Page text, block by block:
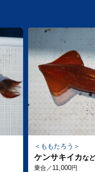
ももたろう
ケンサキイカなど
乗合／ 11,000円